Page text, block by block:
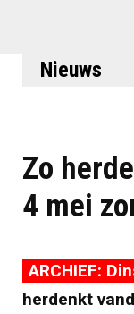
Nieuws
Zo
4 mei
ARCHIEF:
herdenkt